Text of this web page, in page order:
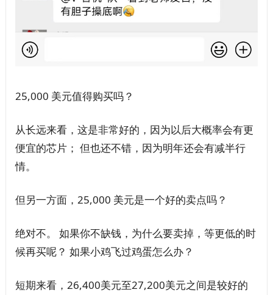
25,000 美元值得购买吗？
从长远来看，这是非常好的，因为以后大概率会有更
便宜的芯片； 但也还不错，因为明年还会有减半行
情。
但另一方面，25,000 美元是一个好的卖点吗？
绝对不。 如果你不缺钱，为什么要卖掉，等更低的时
候再买呢？ 如果小鸡飞过鸡蛋怎么办？
短期来看，26,400美元至27,200美元之间是较好的